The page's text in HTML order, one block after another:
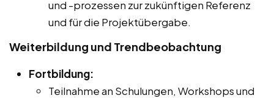
und -prozessen zur zukünftigen Referenz
und für die Projektübergabe.
Weiterbildung und Trendbeobachtung
Fortbildung:
Teilnahme an Schulungen, Workshops und